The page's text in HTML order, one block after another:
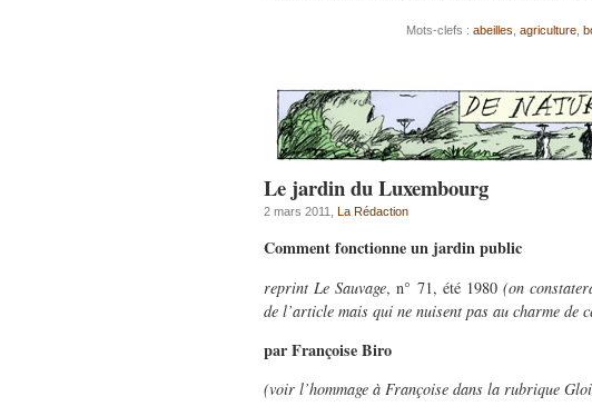
Mots-clefs : abeilles agriculture,
Le jardin du Luxembourg
2 mars 2011, La Rédaction
Comment fonctionne un jardin public
reprint Le Sauvage, n° 71, été 1980 (on
de l’article mais qui ne nuisent pas au charme de
par Françoise Biro
(voir l’hommage à Françoise dans la rubrique